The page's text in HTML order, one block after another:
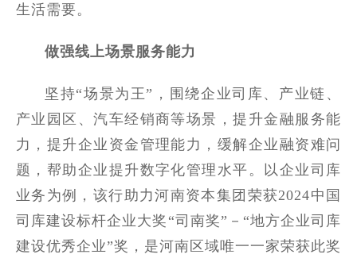
生活需要。
做强线上场景服务能力
坚持“场景为王”，围绕企业司库、产业链、
产业园区、汽车经销商等场景，提升金融服务能
力，提升企业资金管理能力，缓解企业融资难问
题，帮助企业提升数字化管理水平。以企业司库
业务为例，该行助力河南资本集团荣获2024中国
司库建设标杆企业大奖“司南奖”－“地方企业司库
建设优秀企业”奖，是河南区域唯一一家荣获此奖